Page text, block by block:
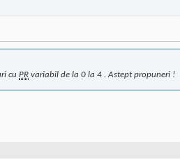
cu PR variabil de la 0 la 4 . Astept propuneri !